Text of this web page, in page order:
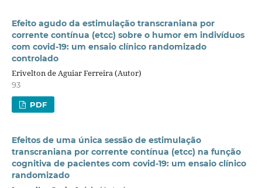
Efeito agudo da estimulação transcraniana por
corrente contínua (etcc) sobre o humor em indivíduos
com covid-19: um ensaio clínico randomizado
controlado
Erivelton de Aguiar Ferreira (Autor)
93
PDF
Efeitos de uma única sessão de estimulação
transcraniana por corrente contínua (etcc) na função
cognitiva de pacientes com covid-19: um ensaio clínico
randomizado